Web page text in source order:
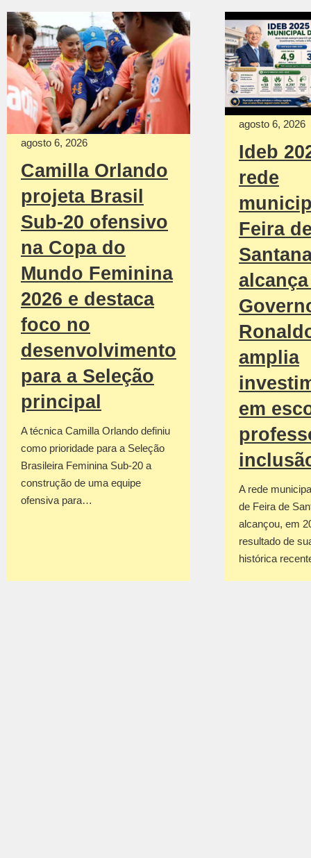
agosto 6, 2026
Camilla Orlando
projeta Brasil
Sub-20 ofensivo
na Copa do
Mundo Feminina
2026 e destaca
foco no
desenvolvimento
para a Seleção
principal
A técnica Camilla Orlando definiu
como prioridade para a Seleção
Brasileira Feminina Sub-20 a
construção de uma equipe
ofensiva para…
agosto 6, 2026
Ideb
rede
Feira
amplia
em
A rede
de Feira de
alcançou, em
resultado de
histórica